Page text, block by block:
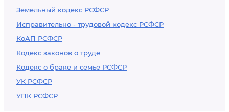
Земельный кодекс РСФСР
Исправительно - трудовой кодекс РСФСР
КоАП РСФСР
Кодекс законов о труде
Кодекс о браке и семье РСФСР
УК РСФСР
УПК РСФСР